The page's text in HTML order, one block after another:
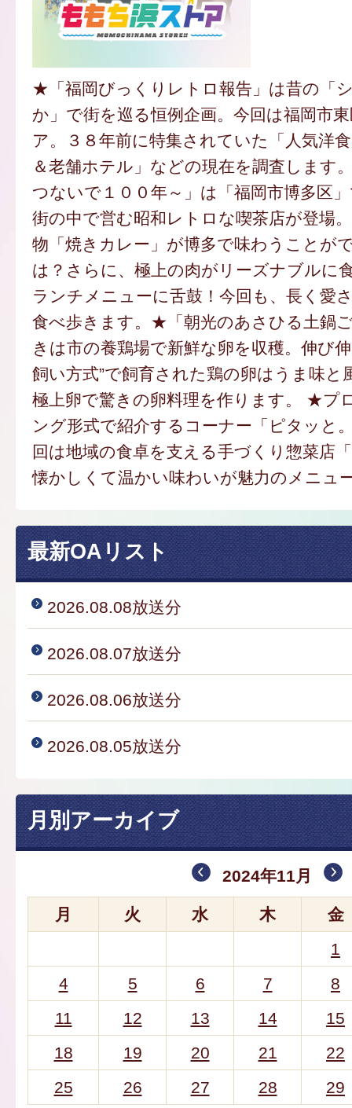
★「福岡びっくりレトロ報告」は昔の「
か」で街を巡る恒例企画。今回は福岡市
ア。３８年前に特集されていた「人気洋
＆老舗ホテル」などの現在を調査します
つないで１００年～」は「福岡市博多区
街の中で営む昭和レトロな喫茶店が登場
物「焼きカレー」が博多で味わうことが
は？さらに、極上の肉がリーズナブルに
ランチメニューに舌鼓！今回も、長く愛
食べ歩きます。★「朝光のあさひる土鍋
きは市の養鶏場で新鮮な卵を収穫。伸び
飼い方式”で飼育された鶏の卵はうま味と
極上卵で驚きの卵料理を作ります。 ★プ
ング形式で紹介するコーナー「ピタッと
回は地域の食卓を支える手づくり惣菜店
懐かしくて温かい味わいが魅力のメニュ
最新OAリスト
2026.08.08放送分
2026.08.07放送分
2026.08.06放送分
2026.08.05放送分
月別アーカイブ
2024年11月
月 火 水 木
金
1
4
5 6 7
8
11
12 13 14
15
18
19 20 21
22
25
26 27 28 29